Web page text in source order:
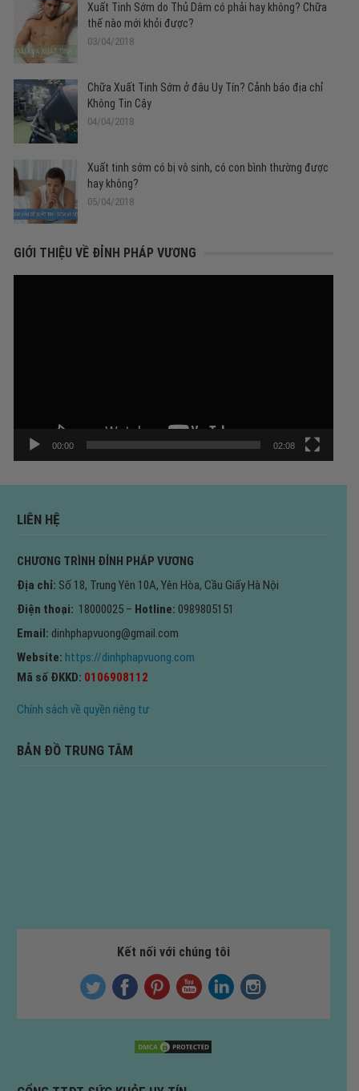
Xuất Tinh Sớm do Thủ Dâm có phải hay không? Chữa
thế nào mới khỏi được?
03/04/2018
Chữa Xuất Tinh Sớm ở đâu Uy Tín? Cảnh báo địa chỉ
Không Tin Cậy
04/04/2018
Xuất tinh sớm có bị vô sinh, có con bình thường được
hay không?
05/04/2018
GIỚI THIỆU VỀ ĐỈNH PHÁP VƯƠNG
00:00 02:08
LIÊN HỆ
CHƯƠNG TRÌNH ĐỈNH PHÁP VƯƠNG
Địa chỉ: Số 18, Trung Yên 10A, Yên Hòa, Cầu Giấy Hà Nội
Điện thoại: 18000025 – Hotline: 0989805151
Email: dinhphapvuong@gmail.com
Website: https://dinhphapvuong.com
Mã số ĐKKD: 0106908112
Chính sách về quyền riêng tư
BẢN ĐỒ TRUNG TÂM
Kết nối với chúng tôi